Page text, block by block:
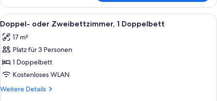
1 Einzelbett,
Nichtraucher
Alle
Fotos
für
Doppel-
oder
Zweibettzimmer,
1
Ein modernes Hotelzimmer mit Bett,
7
Doppel- oder Zweibettzimmer, 1 Doppelbett
17 m²
Platz für 3 Personen
1 Doppelbett
Kostenloses WLAN
Weitere Details
Weitere